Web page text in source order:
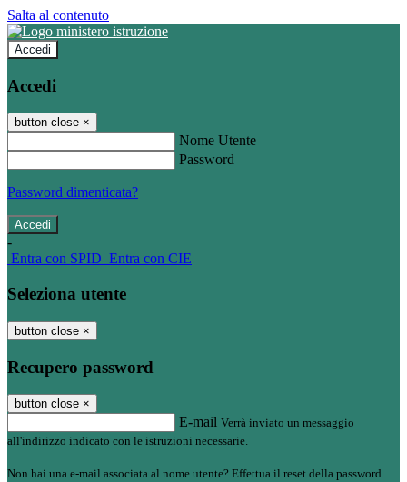
Salta al contenuto
Accedi
Accedi
button close ×
Nome Utente
Password
Password dimenticata?
-
Entra con SPID Entra con CIE
Seleziona utente
button close ×
Recupero password
button close ×
E-mail Verrà inviato un messaggio
all'indirizzo indicato con le istruzioni necessarie.
Non hai una e-mail associata al nome utente? Effettua il reset della password